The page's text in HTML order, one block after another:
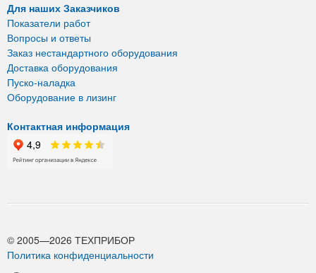
Для наших Заказчиков
Показатели работ
Вопросы и ответы
Заказ нестандартного оборудования
Доставка оборудования
Пуско-наладка
Оборудование в лизинг
Контактная информация
© 2005—2026 ТЕХПРИБОР
Политика конфиденциальности